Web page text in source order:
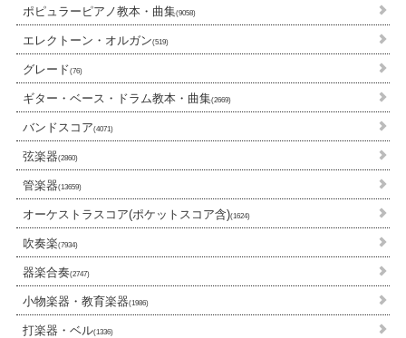
ポピュラーピアノ教本・曲集(9058)
エレクトーン・オルガン(519)
グレード(76)
ギター・ベース・ドラム教本・曲集(2669)
バンドスコア(4071)
弦楽器(2860)
管楽器(13659)
オーケストラスコア(ポケットスコア含)(1624)
吹奏楽(7934)
器楽合奏(2747)
小物楽器・教育楽器(1986)
打楽器・ベル(1336)